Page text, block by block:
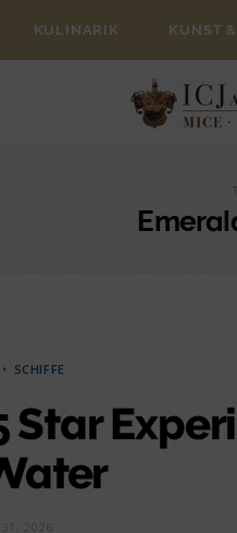
KULINARIK KUNST
SCHIFFE
Star